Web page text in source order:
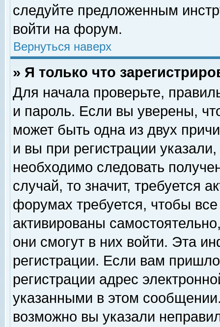
следуйте предложенным
войти на форум.
Вернуться наверх
» Я только что
Для начала проверьте,
и пароль. Если вы уверены,
может быть одна из двух
и вы при регистрации
необходимо следовать
случай, то значит, требуется
форумах требуется, чтобы
активированы
они смогут в них войти. Эта
регистрации. Если вам
регистрации адрес
указанными в этом
возможно вы указали